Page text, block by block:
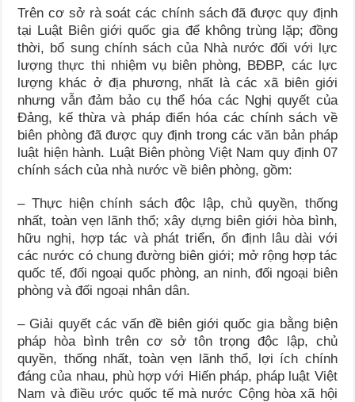
Trên cơ sở rà soát các chính sách đã được quy định
tại Luật Biên giới quốc gia để không trùng lặp; đồng
thời, bổ sung chính sách của Nhà nước đối với lực
lượng thực thi nhiệm vụ biên phòng, BĐBP, các lực
lượng khác ở địa phương, nhất là các xã biên giới
nhưng vẫn đảm bảo cụ thể hóa các Nghị quyết của
Đảng, kế thừa và pháp điển hóa các chính sách về
biên phòng đã được quy định trong các văn bản pháp
luật hiện hành. Luật Biên phòng Việt Nam quy định 07
chính sách của nhà nước về biên phòng, gồm:
– Thực hiện chính sách độc lập, chủ quyền, thống
nhất, toàn vẹn lãnh thổ; xây dựng biên giới hòa bình,
hữu nghị, hợp tác và phát triển, ổn định lâu dài với
các nước có chung đường biên giới; mở rộng hợp tác
quốc tế, đối ngoại quốc phòng, an ninh, đối ngoại biên
phòng và đối ngoại nhân dân.
– Giải quyết các vấn đề biên giới quốc gia bằng biện
pháp hòa bình trên cơ sở tôn trọng độc lập, chủ
quyền, thống nhất, toàn vẹn lãnh thổ, lợi ích chính
đáng của nhau, phù hợp với Hiến pháp, pháp luật Việt
Nam và điều ước quốc tế mà nước Cộng hòa xã hội